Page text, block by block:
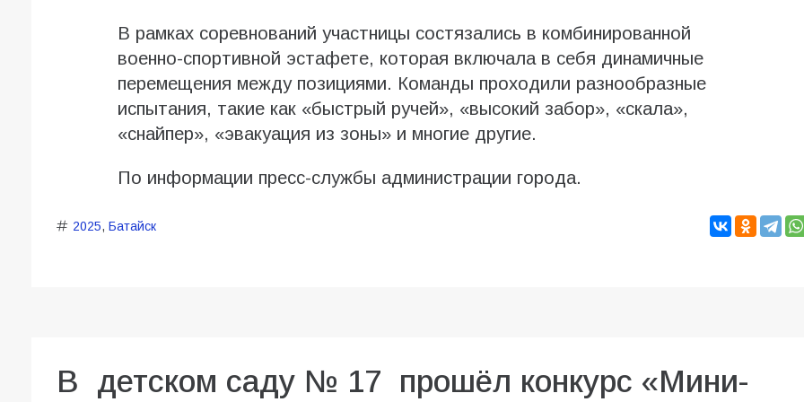
В рамках соревнований участницы состязались в комбинированной
военно-спортивной эстафете, которая включала в себя динамичные
перемещения между позициями. Команды проходили разнообразные
испытания, такие как «быстрый ручей», «высокий забор», «скала»,
«снайпер», «эвакуация из зоны» и многие другие.
По информации пресс-службы администрации города.
2025, Батайск
В детском саду № 17 прошёл конкурс «Мини-